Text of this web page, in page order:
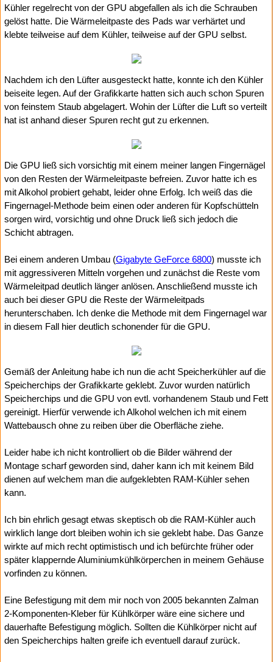
Kühler regelrecht von der GPU abgefallen als ich die Schrauben
gelöst hatte. Die Wärmeleitpaste des Pads war verhärtet und
klebte teilweise auf dem Kühler, teilweise auf der GPU selbst.
Nachdem ich den Lüfter ausgesteckt hatte, konnte ich den Kühler
beiseite legen. Auf der Grafikkarte hatten sich auch schon Spuren
von feinstem Staub abgelagert. Wohin der Lüfter die Luft so verteilt
hat ist anhand dieser Spuren recht gut zu erkennen.
Die GPU ließ sich vorsichtig mit einem meiner langen Fingernägel
von den Resten der Wärmeleitpaste befreien. Zuvor hatte ich es
mit Alkohol probiert gehabt, leider ohne Erfolg. Ich weiß das die
Fingernagel-Methode beim einen oder anderen für Kopfschütteln
sorgen wird, vorsichtig und ohne Druck ließ sich jedoch die
Schicht abtragen.
Bei einem anderen Umbau (Gigabyte GeForce 6800) musste ich
mit aggressiveren Mitteln vorgehen und zunächst die Reste vom
Wärmeleitpad deutlich länger anlösen. Anschließend musste ich
auch bei dieser GPU die Reste der Wärmeleitpads
herunterschaben. Ich denke die Methode mit dem Fingernagel war
in diesem Fall hier deutlich schonender für die GPU.
Gemäß der Anleitung habe ich nun die acht Speicherkühler auf die
Speicherchips der Grafikkarte geklebt. Zuvor wurden natürlich
Speicherchips und die GPU von evtl. vorhandenem Staub und Fett
gereinigt. Hierfür verwende ich Alkohol welchen ich mit einem
Wattebausch ohne zu reiben über die Oberfläche ziehe.
Leider habe ich nicht kontrolliert ob die Bilder während der
Montage scharf geworden sind, daher kann ich mit keinem Bild
dienen auf welchem man die aufgeklebten RAM-Kühler sehen
kann.
Ich bin ehrlich gesagt etwas skeptisch ob die RAM-Kühler auch
wirklich lange dort bleiben wohin ich sie geklebt habe. Das Ganze
wirkte auf mich recht optimistisch und ich befürchte früher oder
später klappernde Aluminiumkühlkörperchen in meinem Gehäuse
vorfinden zu können.
Eine Befestigung mit dem mir noch von 2005 bekannten Zalman
2-Komponenten-Kleber für Kühlkörper wäre eine sichere und
dauerhafte Befestigung möglich. Sollten die Kühlkörper nicht auf
den Speicherchips halten greife ich eventuell darauf zurück.